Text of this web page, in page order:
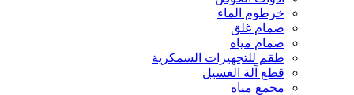
خرطوم الماء
صمام غلق
صمام مياه
طقم للتجهيزات السمكرية
قطع آلة الغسيل
مجمع مياه